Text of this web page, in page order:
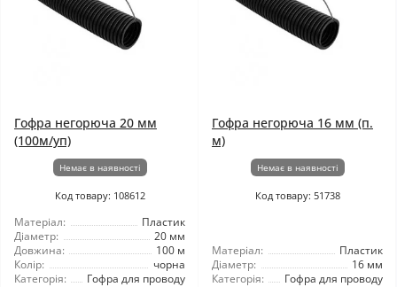
Гофра негорюча 20 мм
(100м/уп)
Немає в наявності
Код товару: 108612
Матеріал:
Пластик
Діаметр:
20 мм
Довжина:
100 м
Колір:
чорна
Категорія:
Гофра для проводу
Гофра негорюча 16 мм (п.
м)
Немає в наявності
Код товару: 51738
Матеріал:
Пластик
Діаметр:
16 мм
Категорія:
Гофра для проводу